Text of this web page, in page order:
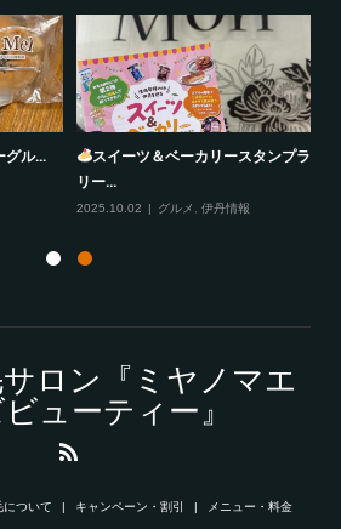
グル...
スイーツ＆ベーカリースタンプラ
リー...
2025.10.02 グルメ 伊丹情報
ロン『ミヤノマエ
ューティー』
について キャンペーン・割引 メニュー・料金